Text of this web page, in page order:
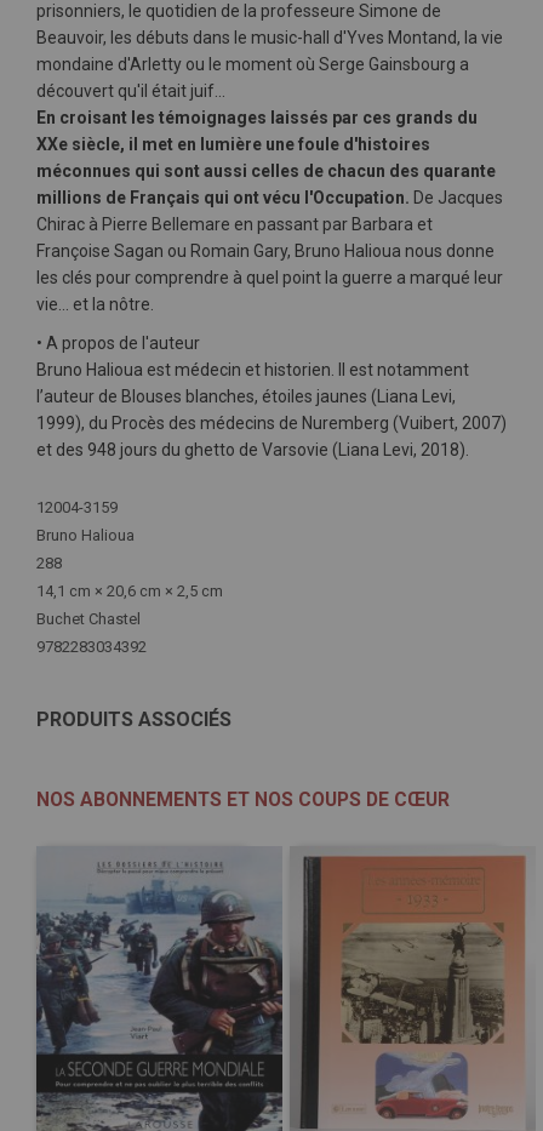
prisonniers, le quotidien de la professeure Simone de
Beauvoir, les débuts dans le music-hall d'Yves Montand, la vie
mondaine d'Arletty ou le moment où Serge Gainsbourg a
découvert qu'il était juif...
En croisant les témoignages laissés par ces grands du
XXe siècle, il met en lumière une foule d'histoires
méconnues qui sont aussi celles de chacun des quarante
millions de Français qui ont vécu l'Occupation. De Jacques
Chirac à Pierre Bellemare en passant par Barbara et
Françoise Sagan ou Romain Gary, Bruno Halioua nous donne
les clés pour comprendre à quel point la guerre a marqué leur
vie... et la nôtre.
• A propos de l'auteur
Bruno Halioua est médecin et historien. Il est notamment
l’auteur de Blouses blanches, étoiles jaunes (Liana Levi,
1999), du Procès des médecins de Nuremberg (Vuibert, 2007)
et des 948 jours du ghetto de Varsovie (Liana Levi, 2018).
Plus
d'infos
12004-3159
Bruno Halioua
288
14,1 cm × 20,6 cm × 2,5 cm
Buchet Chastel
9782283034392
PRODUITS ASSOCIÉS
NOS ABONNEMENTS ET NOS COUPS DE CŒUR